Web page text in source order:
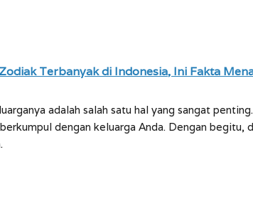
Terbanyak di Indonesia, Ini Fakta
adalah salah satu hal yang sangat
dengan keluarga Anda. Dengan begitu,